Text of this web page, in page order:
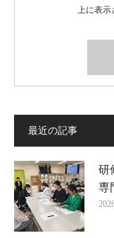
上に表
最近の記事
研
専